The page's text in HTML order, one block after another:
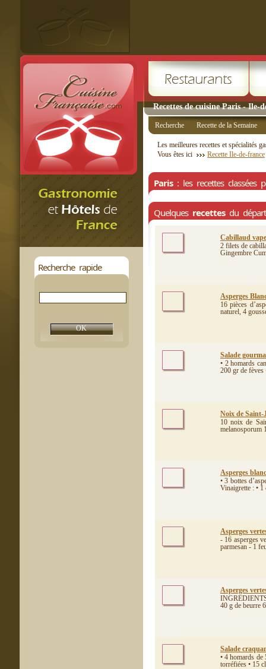
Recettes de cuisine Paris - Ile-
Recherche rapide
Recherche Recette de la Semaine
Les meilleures recettes et spécialités
Vous êtes ici
Recette Ile-de-france
Paris: les recettes classées
Quelques recettesdu
Cabillaud
2 filets de
Gingembre
Asperges
16 pièces
naturel, 4
Salade
• 2 homards
200 gr de fèves
Noix de
10 noix de
melanosporum
Asperges
• 3 bottes
Vinaigrette : •
Asperges
- 16 asperges
parmesan - 1
Asperges
40 g de beurre
Salade
• 4 homards de
torréfiées • 15